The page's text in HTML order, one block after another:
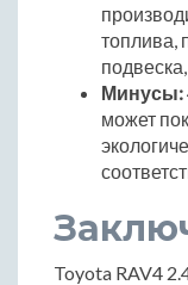
топлива,
Минусы:
может
Toyota RAV4